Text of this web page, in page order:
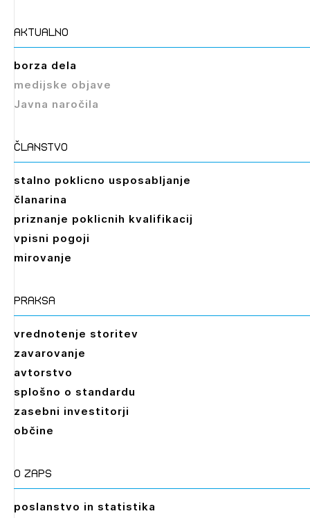
aktualno
borza dela
medijske objave
Javna naročila
članstvo
stalno poklicno usposabljanje
članarina
priznanje poklicnih kvalifikacij
vpisni pogoji
mirovanje
praksa
vrednotenje storitev
zavarovanje
avtorstvo
splošno o standardu
zasebni investitorji
občine
O zaps
poslanstvo in statistika